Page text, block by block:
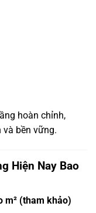
hoàn chỉnh,
bền vững.
Hiện Nay Bao
m² (tham khảo)